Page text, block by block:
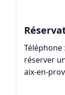
Téléphone :
réserver
aix-en-